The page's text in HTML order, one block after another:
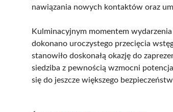
nawiązania nowych kontaktów oraz
Kulminacyjnym momentem
dokonano uroczystego przecięcia
stanowiło doskonałą okazję do
siedziba z pewnością wzmocni
się do jeszcze większego